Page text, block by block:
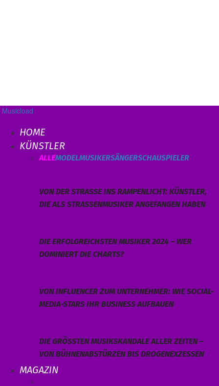
Musicload
HOME
KÜNSTLER
ALLEMODELMUSIKERSÄNGERSCHAUSPIELER
VON DER STRASSE INS RAMPENLICHT: KÜNSTLER, D
IE ALS STRASSENMUSIKER ANGEFANGEN HABEN
DIE ERFOLGREICHSTEN MUSIKER 2024 – WER
DOMINIERT DIE CHARTS?
VON INFLUENCER ZUM UNTERNEHMER: WIE SOCIAL-
MEDIA-STARS IHR BUSINESS AUFBAUEN
DIE GRÖSSTEN MUSIKSKANDALE ALLER ZEITEN – V
ON BÜHNENABSTÜRZEN BIS DROGENEXZESSEN
MAGAZIN